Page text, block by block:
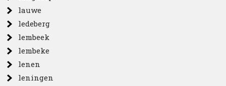
lauwe
ledeberg
lembeek
lembeke
lenen
leningen